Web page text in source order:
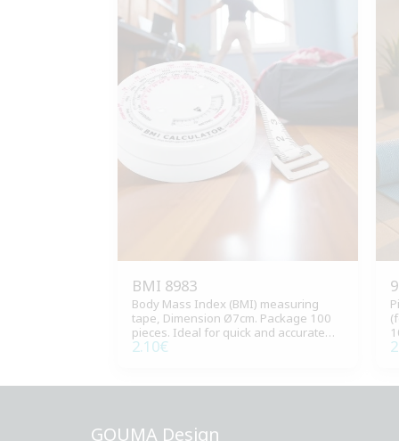
BMI 8983
Body Mass Index (BMI) measuring
tape, Dimension Ø7cm. Package 100
pieces. Ideal for quick and accurate
BMI measurement.
2.10€
GOUMA Design